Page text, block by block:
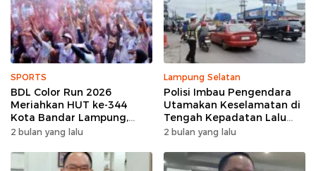
SPORTS
BDL Color Run 2026
Meriahkan HUT ke-344
Kota Bandar Lampung,
Wujud Semangat Sehat
2 bulan yang lalu
Lampung Selatan
Polisi Imbau Pengendara
Utamakan Keselamatan di
Tengah Kepadatan Lalu
Lintas Pagi Hari
2 bulan yang lalu